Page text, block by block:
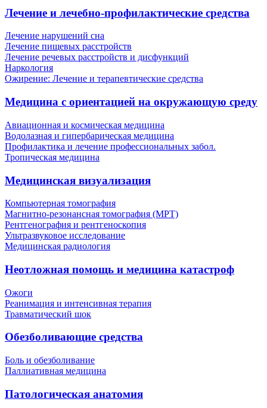
Лечение и лечебно-профилактические средства
Лечение нарушений сна
Лечение пищевых расстройств
Лечение речевых расстройств и дисфункций
Наркология
Ожирение: Лечение и терапевтические средства
Медицина с ориентацией на окружающую среду
Авиационная и космическая медицина
Водолазная и гипербарическая медицина
Профилактика и лечение профессиональных забол.
Тропическая медицина
Медицинская визуализация
Компьютерная томография
Магнитно-резонансная томография (МРТ)
Рентгенография и рентгеноскопия
Ультразвуковое исследование
Медицинская радиология
Неотложная помощь и медицина катастроф
Ожоги
Реанимация и интенсивная терапия
Травматический шок
Обезболивающие средства
Боль и обезболивание
Паллиативная медицина
Патологическая анатомия